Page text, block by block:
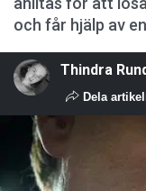
och får hjälp av
Thindra
Dela